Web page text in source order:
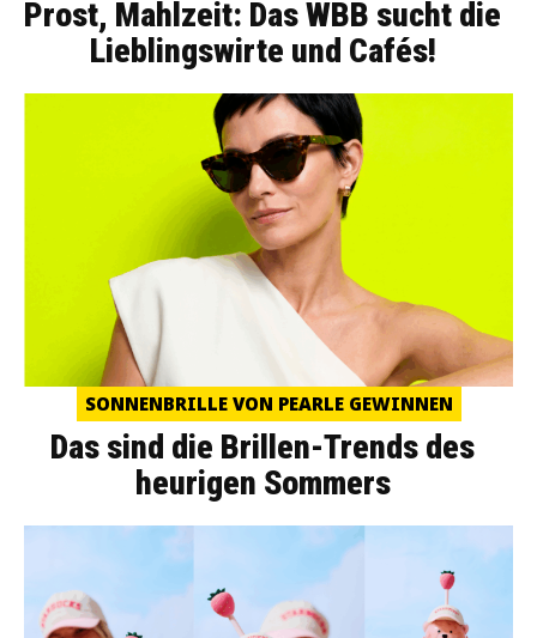
Prost, Mahlzeit: Das WBB sucht die
Lieblingswirte und Cafés!
SONNENBRILLE VON PEARLE GEWINNEN
Das sind die Brillen-Trends des
heurigen Sommers